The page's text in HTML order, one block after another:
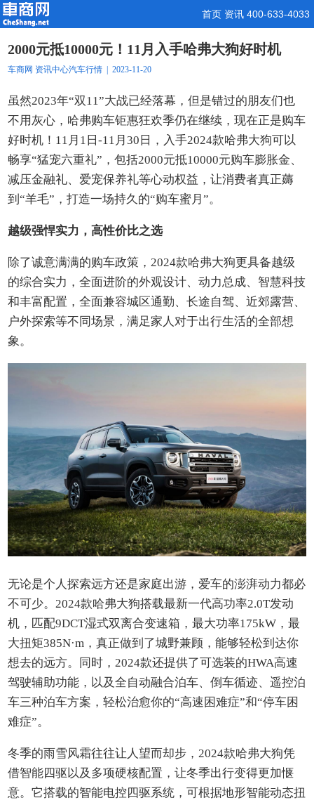
首页 资讯 400-633-4033
2000元抵10000元！11月入手哈弗大狗好时机
车商网 资讯中心汽车行情 | 2023-11-20
虽然2023年“双11”大战已经落幕，但是错过的朋友们也
不用灰心，哈弗购车钜惠狂欢季仍在继续，现在正是购车
好时机！11月1日-11月30日，入手2024款哈弗大狗可以
畅享“猛宠六重礼”，包括2000元抵10000元购车膨胀金、
减压金融礼、爱宠保养礼等心动权益，让消费者真正薅
到“羊毛”，打造一场持久的“购车蜜月”。
越级强悍实力，高性价比之选
除了诚意满满的购车政策，2024款哈弗大狗更具备越级
的综合实力，全面进阶的外观设计、动力总成、智慧科技
和丰富配置，全面兼容城区通勤、长途自驾、近郊露营、
户外探索等不同场景，满足家人对于出行生活的全部想
象。
无论是个人探索远方还是家庭出游，爱车的澎湃动力都必
不可少。2024款哈弗大狗搭载最新一代高功率2.0T发动
机，匹配9DCT湿式双离合变速箱，最大功率175kW，最
大扭矩385N·m，真正做到了城野兼顾，能够轻松到达你
想去的远方。同时，2024款还提供了可选装的HWA高速
驾驶辅助功能，以及全自动融合泊车、倒车循迹、遥控泊
车三种泊车方案，轻松治愈你的“高速困难症”和“停车困
难症”。
冬季的雨雪风霜往往让人望而却步，2024款哈弗大狗凭
借智能四驱以及多项硬核配置，让冬季出行变得更加惬
意。它搭载的智能电控四驱系统，可根据地形智能动态扭